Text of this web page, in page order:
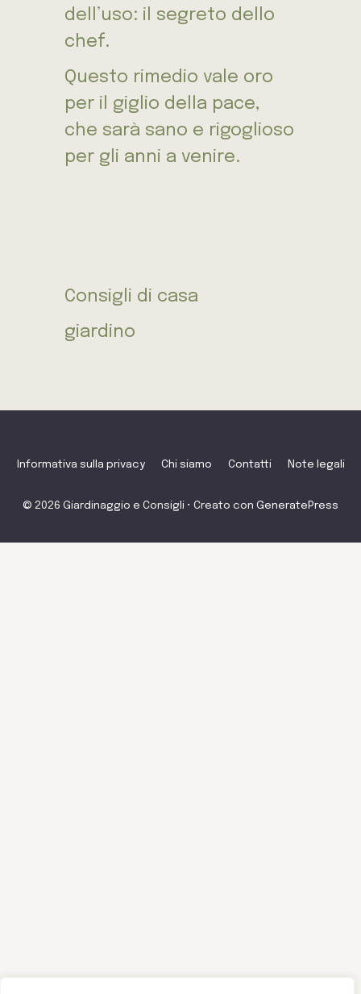
dell’uso: il segreto dello
chef.
Questo rimedio vale oro
per il giglio della pace,
che sarà sano e rigoglioso
per gli anni a venire.
Consigli di casa
giardino
Informativa sulla privacy Chi siamo Contatti Note legali
© 2026 Giardinaggio e Consigli • Creato con GeneratePress